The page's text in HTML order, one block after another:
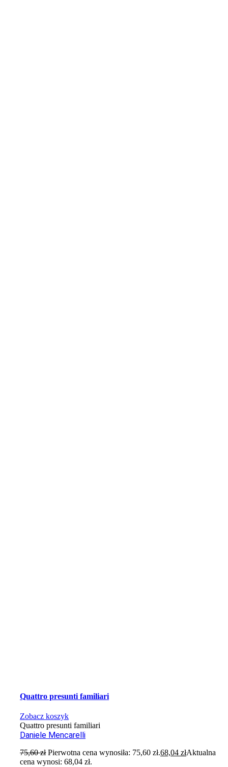
Quattro presunti familiari
Zobacz koszyk
Quattro presunti familiari
Daniele Mencarelli
75,60zł Pierwotna cena wynosiła: 75,60 zł.68,04złAktualna
cena wynosi: 68,04 zł.